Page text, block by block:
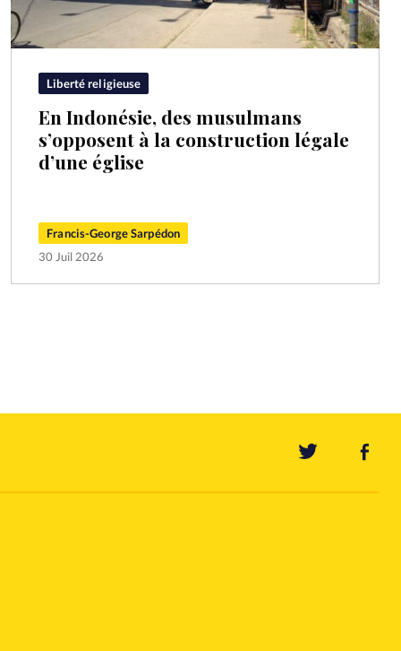
Liberté religieuse
En Indonésie, des musulmans
s’opposent à la construction légale
d’une église
Francis-George Sarpédon
30 Juil 2026